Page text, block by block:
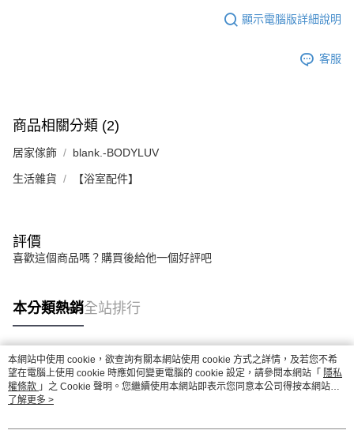
顯示電腦版詳細說明
客服
商品相關分類 (2)
居家傢飾 blank.-BODYLUV
生活雜貨 【浴室配件】
評價
喜歡這個商品嗎？購買後給他一個好評吧
本分類熱銷全站排行
熱門標籤
本網站中使用 cookie，欲查詢有關本網站使用 cookie 方式之詳情，及若您不希
望在電腦上使用 cookie 時應如何變更電腦的 cookie 設定，請參閱本網站「 隱私
權條款 」之 Cookie 聲明。您繼續使用本網站即表示您同意本公司得按本網站使
用條款之 Cookie 聲明使用 cookie。
了解更多 >